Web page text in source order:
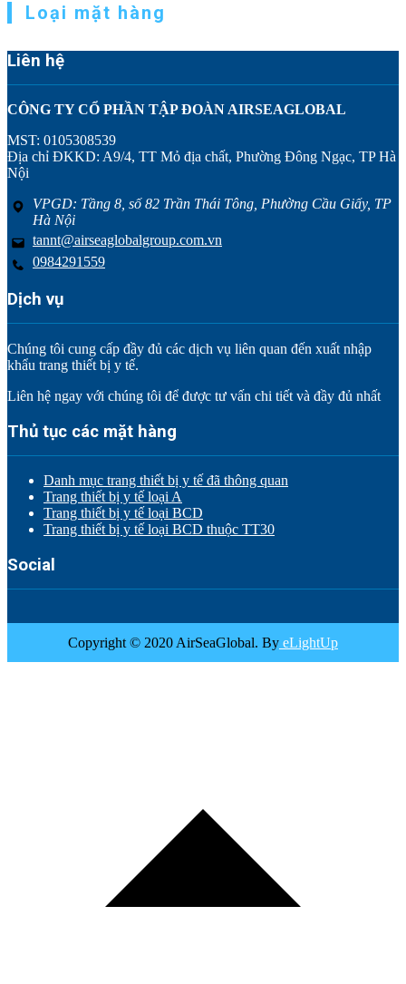
Loại mặt hàng
Liên hệ
CÔNG TY CỔ PHẦN TẬP ĐOÀN AIRSEAGLOBAL
MST: 0105308539
Địa chỉ ĐKKD: A9/4, TT Mỏ địa chất, Phường Đông Ngạc, TP Hà
Nội
VPGD: Tầng 8, số 82 Trần Thái Tông, Phường Cầu Giấy, TP
Hà Nội
tannt@airseaglobalgroup.com.vn
0984291559
Dịch vụ
Chúng tôi cung cấp đầy đủ các dịch vụ liên quan đến xuất nhập
khẩu trang thiết bị y tế.
Liên hệ ngay với chúng tôi để được tư vấn chi tiết và đầy đủ nhất
Thủ tục các mặt hàng
Danh mục trang thiết bị y tế đã thông quan
Trang thiết bị y tế loại A
Trang thiết bị y tế loại BCD
Trang thiết bị y tế loại BCD thuộc TT30
Social
Copyright © 2020 AirSeaGlobal. By eLightUp